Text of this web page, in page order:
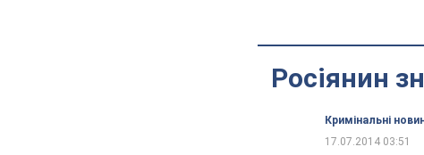
Росіянин
Кримінальні
17.07.2014 03:51